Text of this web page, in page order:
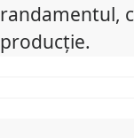
randamentul,
producție.